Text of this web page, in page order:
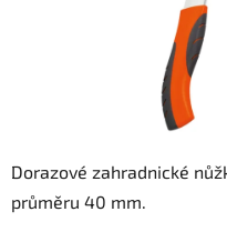
Dorazové zahradnické
průměru 40 mm.